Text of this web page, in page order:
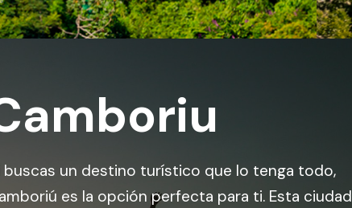
buscas un destino turístico que lo tenga todo,
es la opción perfecta para ti. Esta ciudad